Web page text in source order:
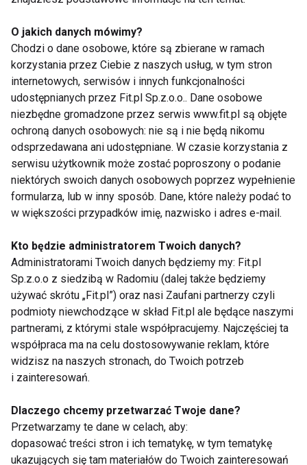
Kiedy włączyć ryby do
jadłospisu dzieci?
Kiedy włączyć ryby do
jadłospisu dzieci?
Jak zadbać o
prawidłowy jadłospis
malucha, który
rozpoczął edukację w
żłobku lub
przedszkolu?
Puste, wakacyjne
kalorie – jak się przed
nimi uchronić?
Pokaż więcej
żywienie
O jakich danych mówimy?
Chodzi o dane osobowe, które są zbierane w ramach
korzystania przez Ciebie z naszych usług, w tym stron
internetowych, serwisów i innych funkcjonalności
udostępnianych przez Fit.pl Sp.z.o.o.. Dane osobowe
niezbędne gromadzone przez serwis www.fit.pl są objęte
ochroną danych osobowych: nie są i nie będą nikomu
odsprzedawana ani udostępniane. W czasie korzystania z
serwisu użytkownik może zostać poproszony o podanie
niektórych swoich danych osobowych poprzez wypełnienie
formularza, lub w inny sposób. Dane, które należy podać to
w większości przypadków imię, nazwisko i adres e-mail.
Kto będzie administratorem Twoich danych?
Administratorami Twoich danych będziemy my: Fit.pl
Sp.z.o.o z siedzibą w Radomiu (dalej także będziemy
używać skrótu „Fit.pl”) oraz nasi Zaufani partnerzy czyli
podmioty niewchodzące w skład Fit.pl ale będące naszymi
partnerami, z którymi stale współpracujemy. Najczęściej ta
współpraca ma na celu dostosowywanie reklam, które
widzisz na naszych stronach, do Twoich potrzeb
i zainteresowań.
Dlaczego chcemy przetwarzać Twoje dane?
Przetwarzamy te dane w celach, aby:
dopasować treści stron i ich tematykę, w tym tematykę
ukazujących się tam materiałów do Twoich zainteresowań